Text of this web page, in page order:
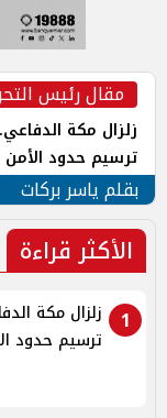
مقال رئيس
زلزال مكة
ترسيم حدود
بقلم ياسر بركات
الأكثر قراءة
1
زلزال مكة
ترسيم حدود